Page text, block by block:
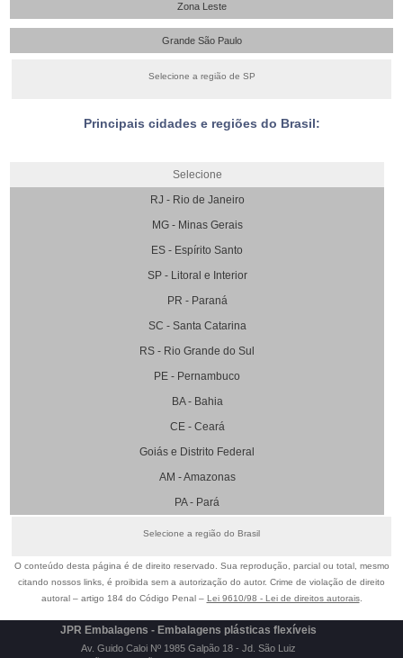
Zona Leste
Grande São Paulo
Selecione a região de SP
Principais cidades e regiões do Brasil:
Selecione
RJ - Rio de Janeiro
MG - Minas Gerais
ES - Espírito Santo
SP - Litoral e Interior
PR - Paraná
SC - Santa Catarina
RS - Rio Grande do Sul
PE - Pernambuco
BA - Bahia
CE - Ceará
Goiás e Distrito Federal
AM - Amazonas
PA - Pará
Selecione a região do Brasil
O conteúdo desta página é de direito reservado. Sua reprodução, parcial ou total, mesmo
citando nossos links, é proibida sem a autorização do autor. Crime de violação de direito
autoral – artigo 184 do Código Penal – Lei 9610/98 - Lei de direitos autorais.
JPR Embalagens - Embalagens plásticas flexíveis
Av. Guido Caloi Nº 1985 Galpão 18 - Jd. São Luiz